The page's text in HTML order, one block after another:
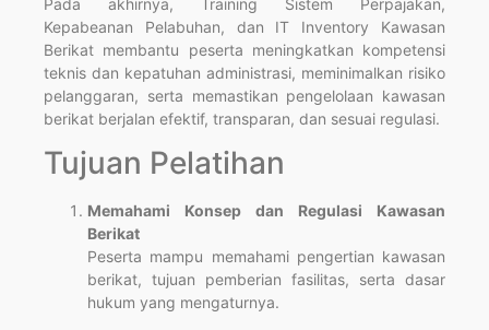
Kepabeanan Pelabuhan, dan IT Inventory Kawasan
Berikat membantu peserta meningkatkan kompetensi
teknis dan kepatuhan administrasi, meminimalkan risiko
pelanggaran, serta memastikan pengelolaan kawasan
berikat berjalan efektif, transparan, dan sesuai regulasi.
Tujuan Pelatihan
Memahami Konsep dan Regulasi Kawasan
Berikat
Peserta mampu memahami pengertian kawasan
berikat, tujuan pemberian fasilitas, serta dasar
hukum yang mengaturnya.